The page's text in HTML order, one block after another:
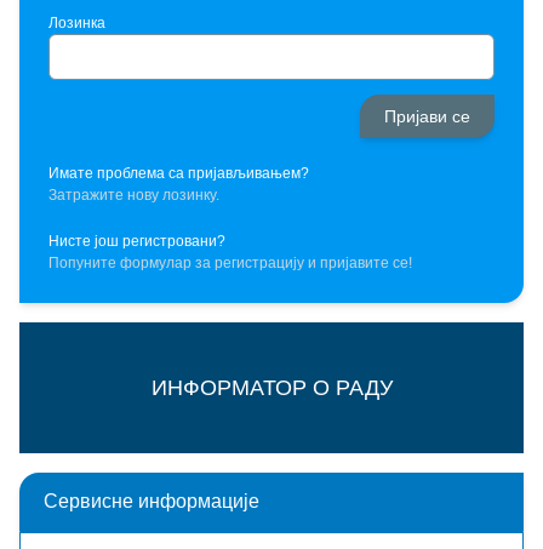
Лозинка
Имате проблема са пријављивањем?
Затражите нову лозинку.
Нисте још регистровани?
Попуните формулар за регистрацију и пријавите се!
ИНФОРМАТОР О РАДУ
Сервисне информације